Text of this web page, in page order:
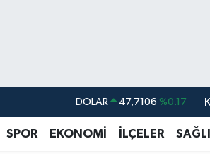
DOLAR 47,7106 %0.17
EURO 55,1652 %0.27
SPOR EKONOMİ İLÇELER